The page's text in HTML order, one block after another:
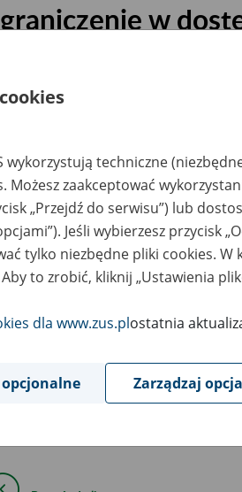
w
z koniecznością
14.00, mogą wystąpić
i wszystkich jego funkcji.
czasie lekarze i asystenci
mają ją zainstalowaną na urządzeniu
czasie dostępna będzie również
utrudnienia przepraszamy.
wykorzystują techniczne
Możesz zaakceptować
„Przejdź do serwisu”) lub
Jeśli wybierzesz przycisk
tylko niezbędne pliki cookies. W
to zrobić, kliknij „Ustawienia
dla www.zus.plostatnia
Zarządzaj